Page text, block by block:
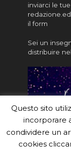
inviarci le
il form
Sei un
distribuire
Questo sito
incorporare
condividere un
cookies